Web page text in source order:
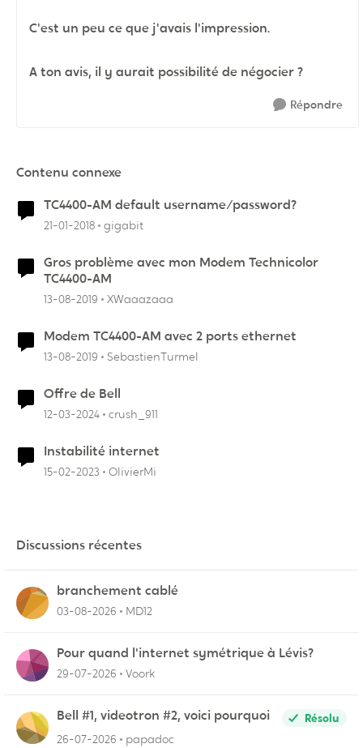
C'est un peu ce que j'avais l'impression.
A ton avis, il y aurait possibilité de négocier ?
Répondre
Contenu connexe
TC4400-AM default username/password?
21-01-2018 gigabit
Gros problème avec mon Modem Technicolor
TC4400-AM
13-08-2019 XWaaazaaa
Modem TC4400-AM avec 2 ports ethernet
13-08-2019 SebastienTurmel
Offre de Bell
12-03-2024 crush_911
Instabilité internet
15-02-2023 OlivierMi
Discussions récentes
branchement cablé
03-08-2026 MD12
Pour quand l'internet symétrique à Lévis?
29-07-2026 Voork
Bell #1, videotron #2, voici pourquoi
Résolu
26-07-2026
papadoc